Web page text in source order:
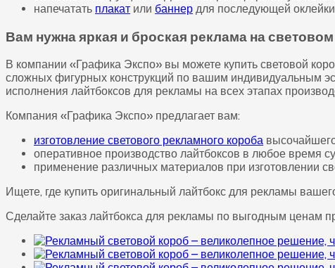
напечатать плакат или баннер для последующей
Вам нужна яркая и броская реклама на
В компании «Графика Экспо» вы можете купить световой
сложных фигурных конструкций по вашим индивидуальным
исполнения лайтбоксов для рекламы на всех этапах
Компания «Графика Экспо» предлагает вам:
изготовление светового рекламного короба
оперативное производство лайтбоксов в любое время
применение различных материалов при изготовлении
Ищете, где купить оригинальный лайтбокс для рекламы
Сделайте заказ лайтбокса для рекламы по выгодным ценам